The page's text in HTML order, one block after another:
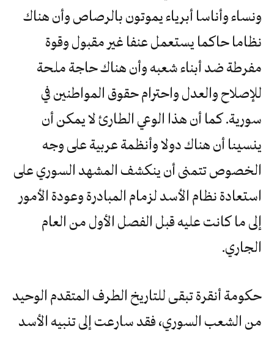
ونساء وأناسا أبرياء يموتون بالرصاص وأن هناك
نظاما حاكما يستعمل عنفا غير مقبول وقوة
مفرطة ضد أبناء شعبه وأن هناك حاجة ملحة
للإصلاح والعدل واحترام حقوق المواطنين في
سورية. كما أن هذا الوعي الطارئ لا يمكن أن
ينسينا أن هناك دولا وأنظمة عربية على وجه
الخصوص تتمنى أن ينكشف المشهد السوري على
استعادة نظام الأسد لزمام المبادرة وعودة الأمور
إلى ما كانت عليه قبل الفصل الأول من العام
الجاري.
حكومة أنقرة تبقى للتاريخ الطرف المتقدم الوحيد
من الشعب السوري، فقد سارعت إلى تنبيه الأسد